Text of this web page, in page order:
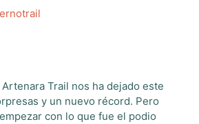
Artenara Trail nos ha dejado este
y un nuevo récord. Pero
con lo que fue el podio